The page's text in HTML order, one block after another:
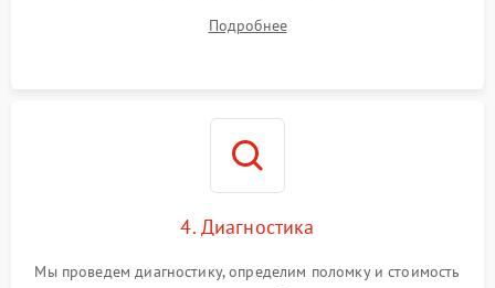
Подробнее
4. Диагностика
Мы проведем диагностику, определим поломку и стоимость